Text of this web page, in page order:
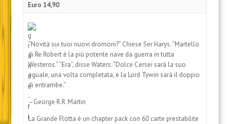
Euro 14,90
“Novità sui tuoi nuovi dromoni?” Chiese Ser Harys. “Martello
di Re Robert è la più potente nave da guerra in tutta
Westeros.” “Era”, disse Waters. “Dolce Cersei sarà la suo
eguale, una volta completata, e la Lord Tywin sarà il doppio
di entrambe.”
–George R.R. Martin
La Grande Flotta è un chapter pack con 60 carte prestabilite